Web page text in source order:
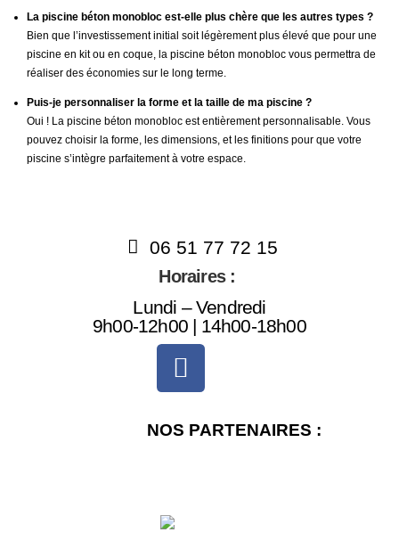
La piscine béton monobloc est-elle plus chère que les autres types ?
Bien que l’investissement initial soit légèrement plus élevé que pour une
piscine en kit ou en coque, la piscine béton monobloc vous permettra de
réaliser des économies sur le long terme.
Puis-je personnaliser la forme et la taille de ma piscine ?
Oui ! La piscine béton monobloc est entièrement personnalisable. Vous
pouvez choisir la forme, les dimensions, et les finitions pour que votre
piscine s’intègre parfaitement à votre espace.
06 51 77 72 15
Horaires :
Lundi – Vendredi
9h00-12h00 | 14h00-18h00
NOS PARTENAIRES :